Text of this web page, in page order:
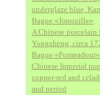
underglaze blue,
Bague «Jonquille»
A Chinese porcelain
Yongzheng, circa
Bague
Chinese Imperial
copper-red and
and period